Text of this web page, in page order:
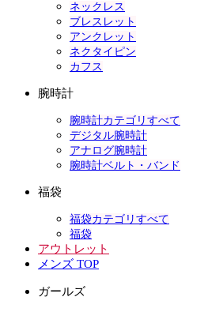
ネックレス
ブレスレット
アンクレット
ネクタイピン
カフス
腕時計
腕時計カテゴリすべて
デジタル腕時計
アナログ腕時計
腕時計ベルト・バンド
福袋
福袋カテゴリすべて
福袋
アウトレット
メンズ TOP
ガールズ